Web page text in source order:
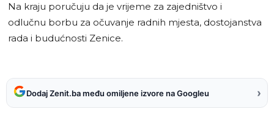
Na kraju poručuju da je vrijeme za zajedništvo i
odlučnu borbu za očuvanje radnih mjesta, dostojanstva
rada i budućnosti Zenice.
Dodaj Zenit.ba među omiljene izvore na Googleu ›